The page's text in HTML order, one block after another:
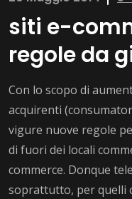
siti e-
regole da
Con lo scopo di
acquirenti
vigure nuove regole
di fuori dei locali
commerce. Donque
soprattutto, per quelli